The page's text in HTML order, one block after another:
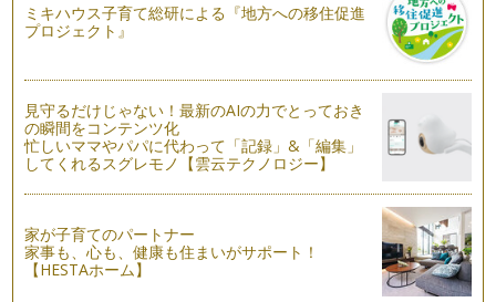
「きいて」育てる子どもの心
「ねぇねぇ、きいて！」 ゆっくりしている時に言っ…
親の想いと子どもの気持ちのすれ違い
前回「きく」コツについてお話すると予告していましたが、こ
の夏休みに印象的なことがあったので…
夏休みを有意義に過ごすため、息子にインタビューしてみまし
いよいよ夏休みが始まりました。お子さんと夏休みの計画は立
てられましたか？夏休みになると普段…
ミキハウス子育て総研による『地方への移住促進
プロジェクト』
見守るだけじゃない！最新のAIの力でとっておき
の瞬間をコンテンツ化
忙しいママやパパに代わって「記録」&「編集」
してくれるスグレモノ【雲云テクノロジー】
家が子育てのパートナー
家事も、心も、健康も住まいがサポート！
【HESTAホーム】